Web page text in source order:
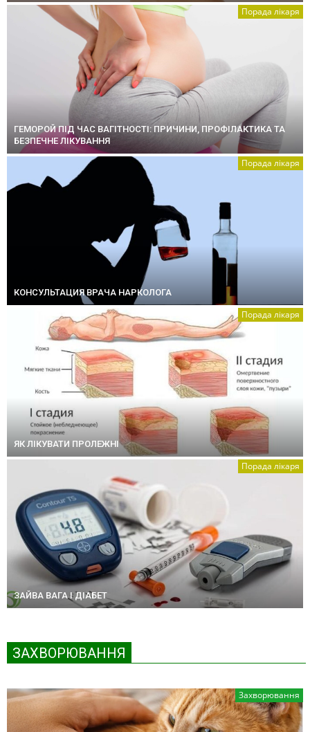
Порада лікаря
ГЕМОРОЙ ПІД ЧАС ВАГІТНОСТІ: ПРИЧИНИ, ПРОФІЛАКТИКА ТА
БЕЗПЕЧНЕ ЛІКУВАННЯ
Порада лікаря
КОНСУЛЬТАЦИЯ ВРАЧА НАРКОЛОГА
Порада лікаря
ЯК ЛІКУВАТИ ПРОЛЕЖНІ
Порада лікаря
ЗАЙВА ВАГА І ДІАБЕТ
ЗАХВОРЮВАННЯ
Захворювання